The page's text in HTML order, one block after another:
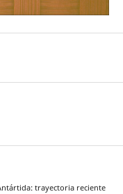
trayectoria reciente